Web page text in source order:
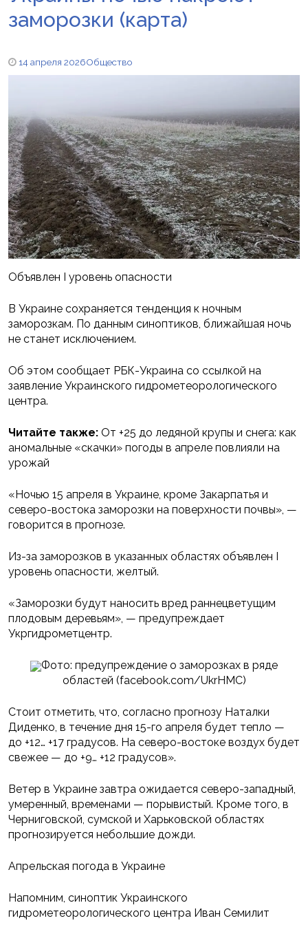
заморозки (карта)
14 апреля 2026Общество
Объявлен І уровень опасности
В Украине сохраняется тенденция к ночным
заморозкам. По данным синоптиков, ближайшая ночь
не станет исключением.
Об этом сообщает РБК-Украина со ссылкой на
заявление Украинского гидрометеорологического
центра.
Читайте также: От +25 до ледяной крупы и снега: как
аномальные «скачки» погоды в апреле повлияли на
урожай
«Ночью 15 апреля в Украине, кроме Закарпатья и
северо-востока заморозки на поверхности почвы», —
говорится в прогнозе.
Из-за заморозков в указанных областях объявлен І
уровень опасности, желтый.
«Заморозки будут наносить вред раннецветущим
плодовым деревьям», — предупреждает
Укргидрометцентр.
Фото: предупреждение о заморозках в ряде
областей (facebook.com/UkrHMC)
Стоит отметить, что, согласно прогнозу Наталки
Диденко, в течение дня 15-го апреля будет тепло —
до +12… +17 градусов. На северо-востоке воздух будет
свежее — до +9… +12 градусов».
Ветер в Украине завтра ожидается северо-западный,
умеренный, временами — порывистый. Кроме того, в
Черниговской, сумской и Харьковской областях
прогнозируется небольшие дожди.
Апрельская погода в Украине
Напомним, синоптик Украинского
гидрометеорологического центра Иван Семилит